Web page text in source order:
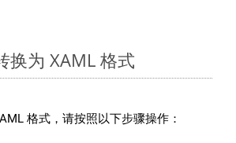
换为 XAML 格式
格式，请按照以下步骤操作：